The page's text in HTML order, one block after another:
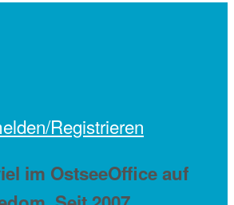
Registrieren
im OstseeOffice auf